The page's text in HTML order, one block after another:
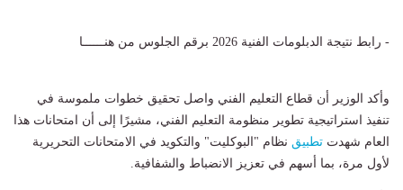
- رابط نتيجة الدبلومات الفنية 2026 برقم الجلوس من هنــــــا
وأكد الوزير أن قطاع التعليم الفني واصل تحقيق خطوات ملموسة في
تنفيذ استراتيجية تطوير منظومة التعليم الفني، مشيرًا إلى أن امتحانات هذا
العام شهدت تطبيق نظام "البوكليت" والتكويد في الامتحانات التحريرية
لأول مرة، بما أسهم في تعزيز الانضباط والشفافية.